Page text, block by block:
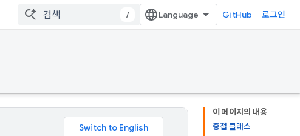
/ GitHub 로그인
이 페이지의 내용
중첩 클래스